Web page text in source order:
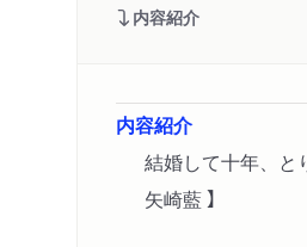
内容紹介
内容紹介
結婚して十年、と
矢崎藍 】